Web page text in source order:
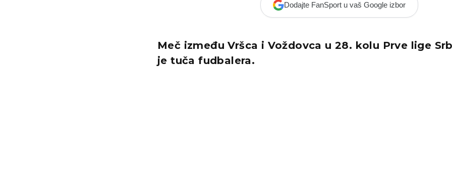
Dodajte FanSport u vaš Google izbor
Meč između Vršca i Voždovca u 28. kolu Prve lige
je tuča fudbalera.